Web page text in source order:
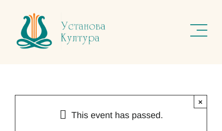
content
This event has passed.
×